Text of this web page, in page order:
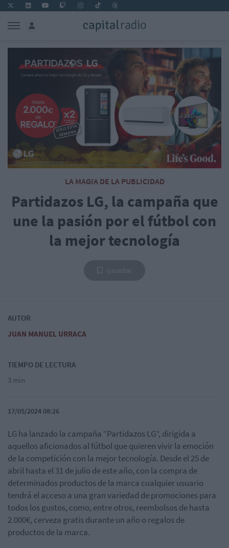
LA MAGIA DE LA PUBLICIDAD
Partidazos LG, la campaña que
une la pasión por el fútbol con
la mejor tecnología
AUTOR
JUAN MANUEL URRACA
TIEMPO DE LECTURA
3 min
17/05/2024 08:26
LG ha lanzado la campaña “Partidazos LG”, dirigida a
aquellos aficionados al fútbol que quieren vivir la emoción
de la competición con la mejor tecnología. Desde el 25 de
abril hasta el 31 de julio de este año, con la compra de
determinados productos de la marca cualquier usuario
tendrá el acceso a una gran variedad de promociones para
todos los gustos, como, entre otros, reembolsos de hasta
2.000€, cerveza gratis durante un año o regalos de
productos de la marca.